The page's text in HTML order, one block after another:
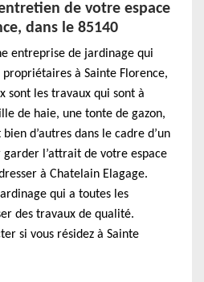
de votre espace
dans le 85140
entreprise de jardinage qui
propriétaires à Sainte Florence,
sont les travaux qui sont à
de haie, une tonte de gazon,
d’autres dans le cadre d’un
l’attrait de votre espace
à Chatelain Elagage.
qui a toutes les
des travaux de qualité.
si vous résidez à Sainte